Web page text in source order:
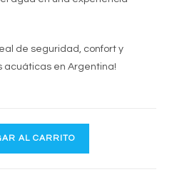
de seguridad, confort y
acuáticas en Argentina!
AL CARRITO